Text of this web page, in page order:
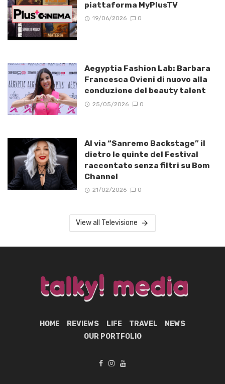
piattaforma MyPlusTV
19/06/2026 0
Aegyptia Fashion Lab: Barbara
Francesca Ovieni di nuovo alla
conduzione del beauty talent
25/05/2026 0
Al via “Sanremo Backstage” il
dietro le quinte del Festival
raccontato senza filtri su Bom
Channel
21/02/2026 0
View all Televisione
HOME REVIEWS LIFE TRAVEL
NEWS
OUR PORTFOLIO